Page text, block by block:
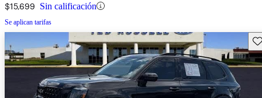
$15,699 Sin calificación
Se aplican tarifas